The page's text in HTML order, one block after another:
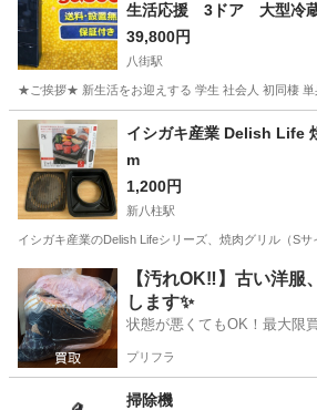
生活応援 3ドア 大型冷
替え
39,800円
八街駅
★ご挨拶★ 新生活をお迎えする 学生 社会人 初同棲 単
千葉 八街市 八街駅 キッチン家電
イシガキ産業 Delish Life
m
1,200円
新八柱駅
イシガキ産業のDelish Lifeシリーズ、焼肉グリル（S
千葉 松戸市 新八柱駅 キッチン家電
【汚れOK‼️】古い洋服
します✨
状態が悪くてもOK！最大限
プリフラ
掃除機